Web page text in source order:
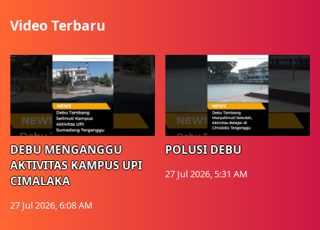
Video Terbaru
DEBU MENGANGGU
AKTIVITAS KAMPUS UPI
CIMALAKA
27 Jul 2026, 6:08 AM
POLUSI DEBU
27 Jul 2026, 5:31 AM